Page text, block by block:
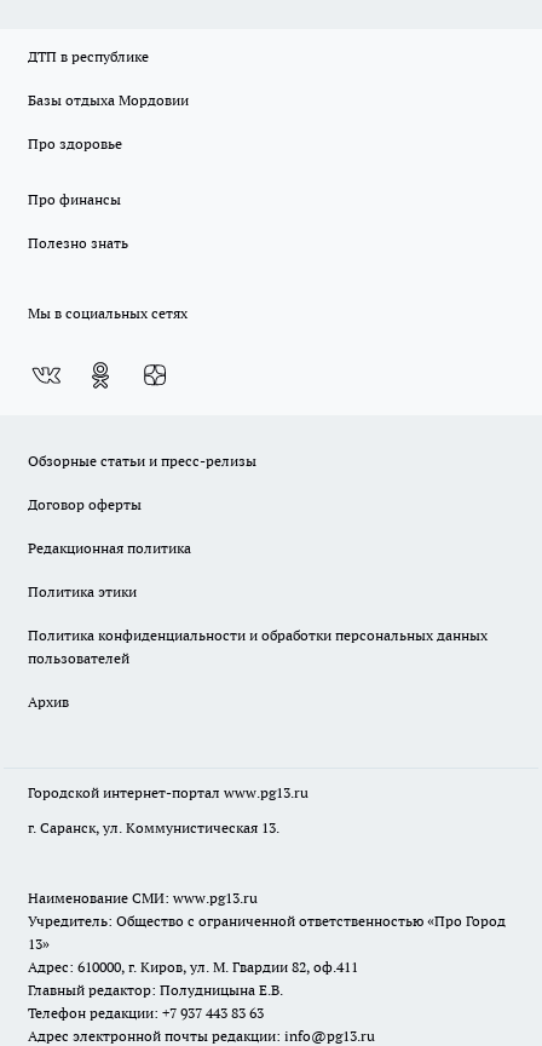
ДТП в республике
Базы отдыха Мордовии
Про здоровье
Про финансы
Полезно знать
Мы в социальных сетях
Обзорные статьи и пресс-релизы
Договор оферты
Редакционная политика
Политика этики
Политика конфиденциальности и обработки персональных данных
пользователей
Архив
Городской интернет-портал www.pg13.ru
г. Саранск, ул. Коммунистическая 13.
Наименование СМИ: www.pg13.ru
Учредитель: Общество с ограниченной ответственностью «Про Город
13»
Адрес: 610000, г. Киров, ул. М. Гвардии 82, оф.411
Главный редактор: Полудницына Е.В.
Телефон редакции: +7 937 443 83 63
Адрес электронной почты редакции: info@pg13.ru